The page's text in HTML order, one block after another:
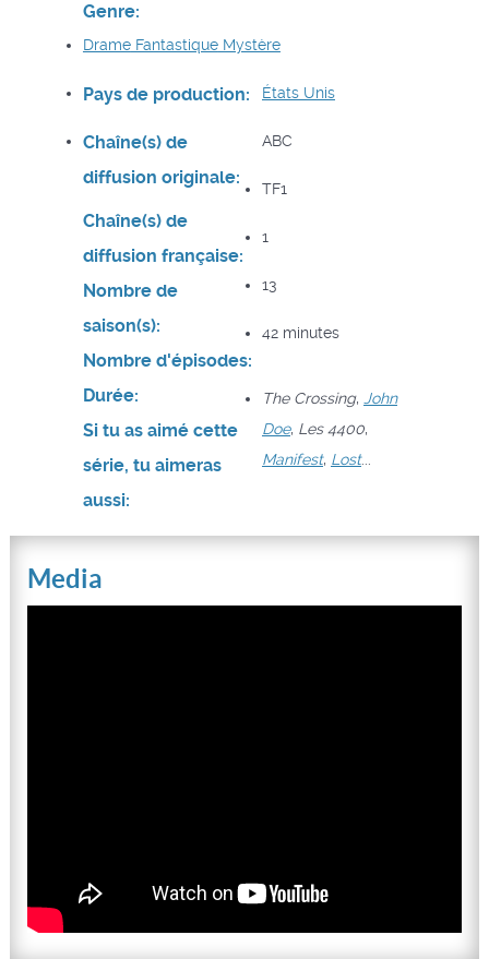
Genre:
DrameFantastiqueMystère
Pays de production: États Unis
Chaîne(s) de
diffusion originale:
ABC
Chaîne(s) de
diffusion française:
TF1
Nombre de
saison(s):
1
Nombre d'épisodes:
13
Durée:
42 minutes
Si tu as aimé cette
série, tu aimeras
aussi:
The Crossing, John
Doe, Les 4400,
Manifest, Lost...
Media